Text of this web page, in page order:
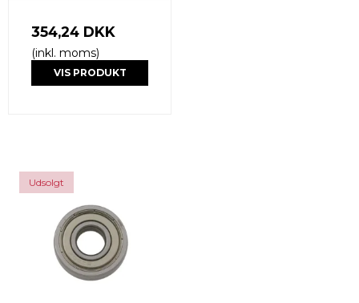
354,24 DKK
(inkl. moms)
VIS PRODUKT
Udsolgt